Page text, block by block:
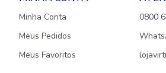
Minha Conta
Meus Pedidos
Meus Favoritos
0800